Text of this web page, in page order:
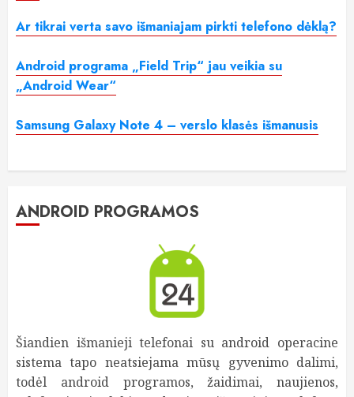
Ar tikrai verta savo išmaniajam pirkti telefono dėklą?
Android programa „Field Trip“ jau veikia su
„Android Wear“
Samsung Galaxy Note 4 – verslo klasės išmanusis
ANDROID PROGRAMOS
Šiandien išmanieji telefonai su android operacine
sistema tapo neatsiejama mūsų gyvenimo dalimi,
todėl android programos, žaidimai, naujienos,